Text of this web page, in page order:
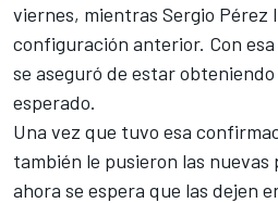
viernes, mientras Sergio Pérez
configuración anterior. Con
se aseguró de estar
esperado.
Una vez que tuvo esa
también le pusieron las nuevas
ahora se espera que las dejen